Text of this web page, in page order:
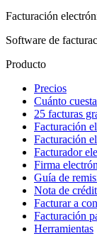
Facturación
Software de
Producto
Precios
Cuánto
25 facturas
Facturación
Facturación
Facturador
Firma
Guía de
Nota de
Facturar a
Facturación
Herramientas